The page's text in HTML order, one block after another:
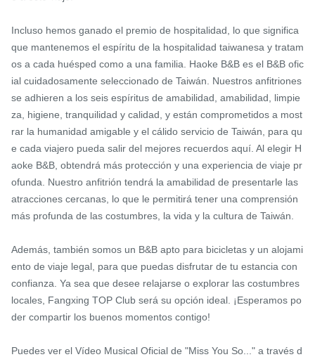
Incluso hemos ganado el premio de hospitalidad, lo que significa
que mantenemos el espíritu de la hospitalidad taiwanesa y tratam
os a cada huésped como a una familia. Haoke B&B es el B&B ofic
ial cuidadosamente seleccionado de Taiwán. Nuestros anfitriones
se adhieren a los seis espíritus de amabilidad, amabilidad, limpie
za, higiene, tranquilidad y calidad, y están comprometidos a most
rar la humanidad amigable y el cálido servicio de Taiwán, para qu
e cada viajero pueda salir del mejores recuerdos aquí. Al elegir H
aoke B&B, obtendrá más protección y una experiencia de viaje pr
ofunda. Nuestro anfitrión tendrá la amabilidad de presentarle las
atracciones cercanas, lo que le permitirá tener una comprensión
más profunda de las costumbres, la vida y la cultura de Taiwán.
Además, también somos un B&B apto para bicicletas y un alojami
ento de viaje legal, para que puedas disfrutar de tu estancia con
confianza. Ya sea que desee relajarse o explorar las costumbres
locales, Fangxing TOP Club será su opción ideal. ¡Esperamos po
der compartir los buenos momentos contigo!
Puedes ver el Vídeo Musical Oficial de "Miss You So..." a través d